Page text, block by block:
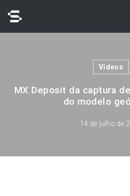
main
Vídeos
MX Deposit da captura
do modelo
14 de julho de